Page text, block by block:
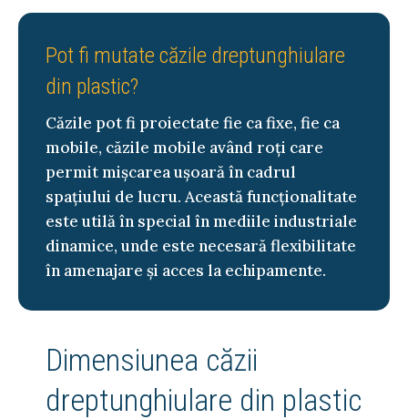
Pot fi mutate căzile dreptunghiulare
din plastic?
Căzile pot fi proiectate fie ca fixe, fie ca
mobile, căzile mobile având roți care
permit mișcarea ușoară în cadrul
spațiului de lucru. Această funcționalitate
este utilă în special în mediile industriale
dinamice, unde este necesară flexibilitate
în amenajare și acces la echipamente.
Dimensiunea căzii
dreptunghiulare din plastic